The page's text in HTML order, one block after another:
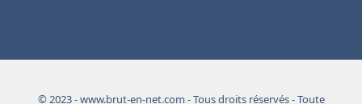
© 2023 - www.brut-en-net.com - Tous droits réservés - Toute